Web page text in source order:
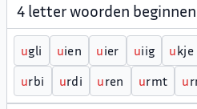
4 letter woorden
ugli uien uier uiig ukje
urbi urdi uren urmt u